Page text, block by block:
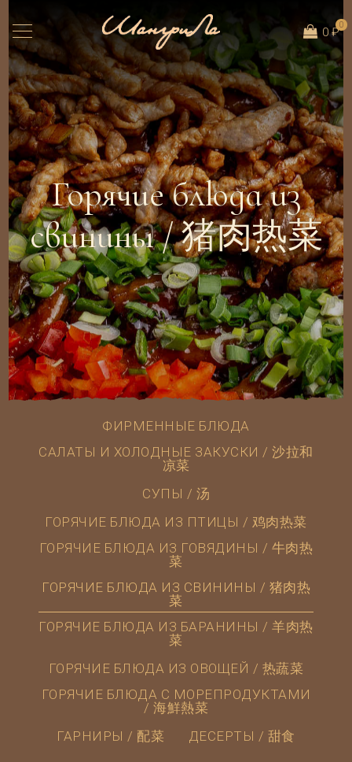
0
0 ₽
Горячие блюда из
свинины / 猪肉热菜
ФИРМЕННЫЕ БЛЮДА
САЛАТЫ И ХОЛОДНЫЕ ЗАКУСКИ / 沙拉和
凉菜
СУПЫ / 汤
ГОРЯЧИЕ БЛЮДА ИЗ ПТИЦЫ / 鸡肉热菜
ГОРЯЧИЕ БЛЮДА ИЗ ГОВЯДИНЫ / 牛肉热
菜
ГОРЯЧИЕ БЛЮДА ИЗ СВИНИНЫ / 猪肉热
菜
ГОРЯЧИЕ БЛЮДА ИЗ БАРАНИНЫ / 羊肉热
菜
ГОРЯЧИЕ БЛЮДА ИЗ ОВОЩЕЙ / 热蔬菜
ГОРЯЧИЕ БЛЮДА С МОРЕПРОДУКТАМИ
/ 海鮮熱菜
ГАРНИРЫ / 配菜
ДЕСЕРТЫ / 甜食